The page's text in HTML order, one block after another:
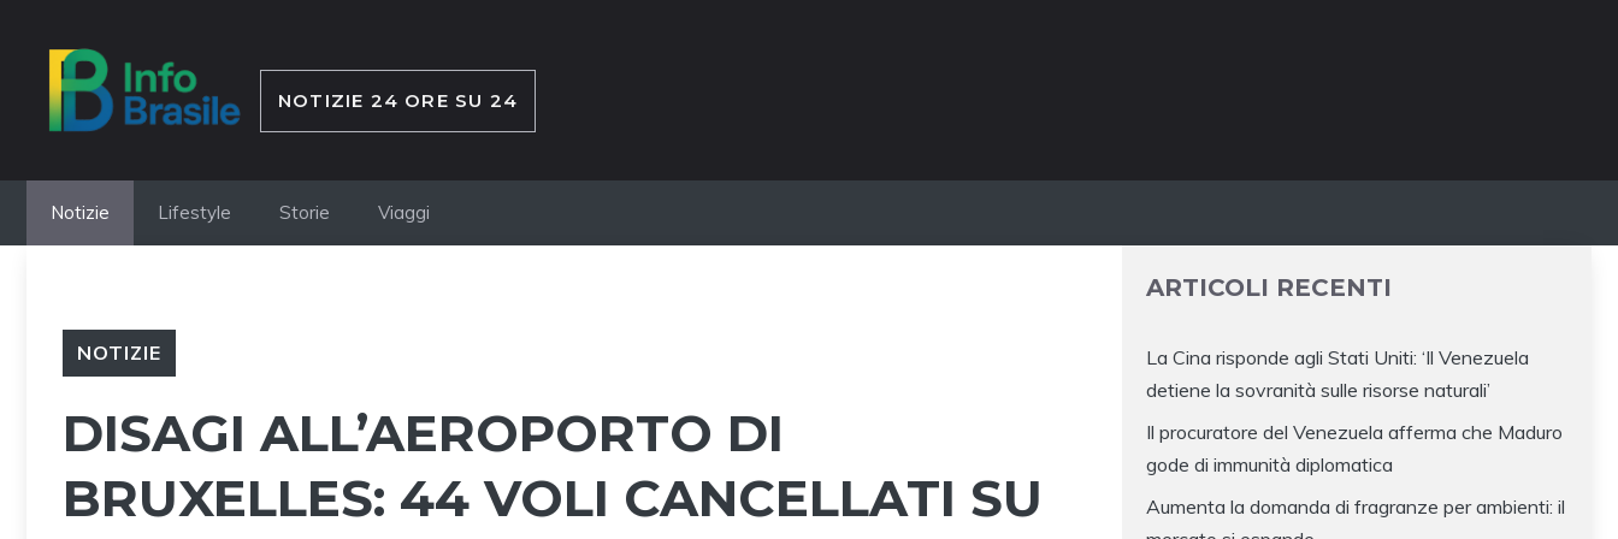
contenuto
NOTIZIE 24 ORE SU 24
Notizie Lifestyle Storie Viaggi
NOTIZIE
DISAGI ALL’AEROPORTO DI
BRUXELLES: 44 VOLI CANCELLATI SU
ARTICOLI RECENTI
La Cina risponde agli Stati Uniti: ‘Il Venezuela
detiene la sovranità sulle risorse naturali’
Il procuratore del Venezuela afferma che Maduro
gode di immunità diplomatica
Aumenta la domanda di fragranze per ambienti: il